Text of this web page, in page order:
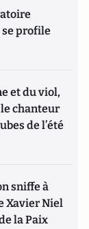
profile
et du viol,
chanteur
de l’été
sniffe à
Xavier Niel
la Paix